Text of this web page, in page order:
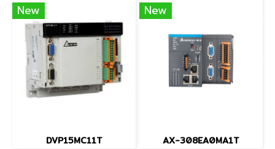
New
DVP15MC11T
New
AX-308EA0MA1T